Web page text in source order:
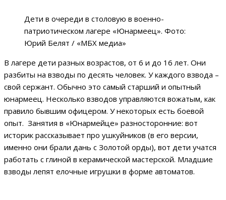
Дети в очереди в столовую в военно-
патриотическом лагере «Юнармеец». Фото:
Юрий Белят / «МБХ медиа»
В лагере дети разных возрастов, от 6 и до 16 лет. Они
разбиты на взводы по десять человек. У каждого взвода –
свой сержант. Обычно это самый старший и опытный
юнармеец. Несколько взводов управляются вожатым, как
правило бывшим офицером. У некоторых есть боевой
опыт. Занятия в «Юнармейце» разносторонние: вот
историк рассказывает про ушкуйников (в его версии,
именно они брали дань с Золотой орды), вот дети учатся
работать с глиной в керамической мастерской. Младшие
взводы лепят елочные игрушки в форме автоматов.